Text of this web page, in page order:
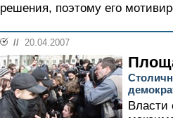
решения, поэтому его
// 20.04.2007
Власти